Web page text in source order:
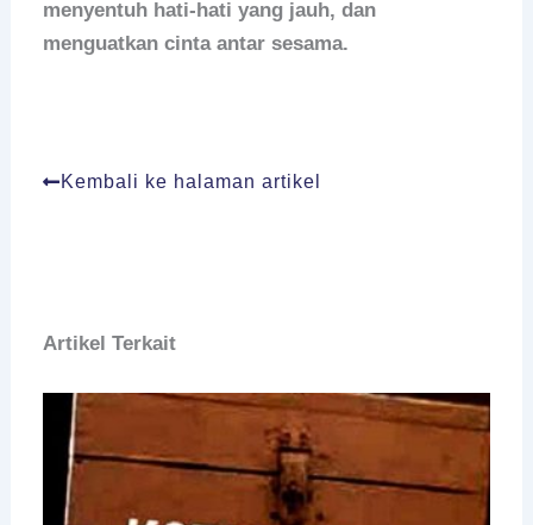
menyentuh hati-hati yang jauh, dan
menguatkan cinta antar sesama.
Kembali ke halaman artikel
Artikel Terkait